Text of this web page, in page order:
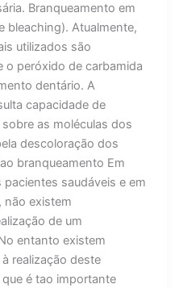
Branqueamento em
bleaching). Atualmente,
utilizados são
o peróxido de carbamida
dentário. A
capacidade de
as moléculas dos
descoloração dos
branqueamento Em
saudáveis e em
não existem
de um
entanto existem
realização deste
é tao importante